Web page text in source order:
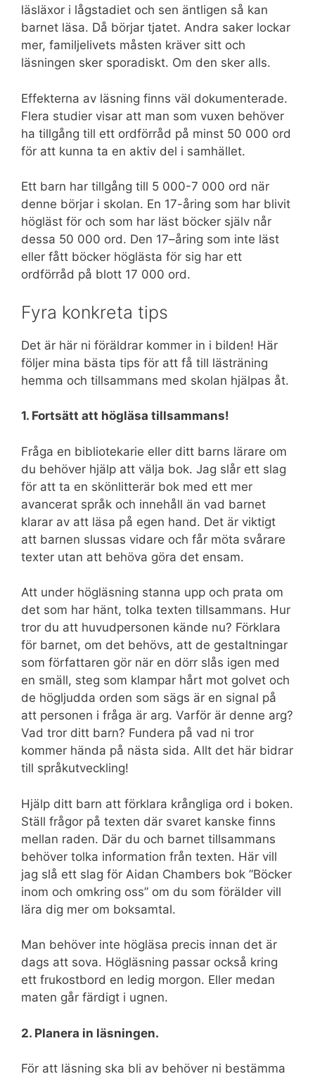
läsläxor i lågstadiet och sen äntligen så kan
barnet läsa. Då börjar tjatet. Andra saker lockar
mer, familjelivets måsten kräver sitt och
läsningen sker sporadiskt. Om den sker alls.
Effekterna av läsning finns väl dokumenterade.
Flera studier visar att man som vuxen behöver
ha tillgång till ett ordförråd på minst 50 000 ord
för att kunna ta en aktiv del i samhället.
Ett barn har tillgång till 5 000-7 000 ord när
denne börjar i skolan. En 17-åring som har blivit
högläst för och som har läst böcker själv når
dessa 50 000 ord. Den 17–åring som inte läst
eller fått böcker höglästa för sig har ett
ordförråd på blott 17 000 ord.
Fyra konkreta tips
Det är här ni föräldrar kommer in i bilden! Här
följer mina bästa tips för att få till lästräning
hemma och tillsammans med skolan hjälpas åt.
1. Fortsätt att högläsa tillsammans!
Fråga en bibliotekarie eller ditt barns lärare om
du behöver hjälp att välja bok. Jag slår ett slag
för att ta en skönlitterär bok med ett mer
avancerat språk och innehåll än vad barnet
klarar av att läsa på egen hand. Det är viktigt
att barnen slussas vidare och får möta svårare
texter utan att behöva göra det ensam.
Att under högläsning stanna upp och prata om
det som har hänt, tolka texten tillsammans. Hur
tror du att huvudpersonen kände nu? Förklara
för barnet, om det behövs, att de gestaltningar
som författaren gör när en dörr slås igen med
en smäll, steg som klampar hårt mot golvet och
de högljudda orden som sägs är en signal på
att personen i fråga är arg. Varför är denne arg?
Vad tror ditt barn? Fundera på vad ni tror
kommer hända på nästa sida. Allt det här bidrar
till språkutveckling!
Hjälp ditt barn att förklara krångliga ord i boken.
Ställ frågor på texten där svaret kanske finns
mellan raden. Där du och barnet tillsammans
behöver tolka information från texten. Här vill
jag slå ett slag för Aidan Chambers bok ”Böcker
inom och omkring oss” om du som förälder vill
lära dig mer om boksamtal.
Man behöver inte högläsa precis innan det är
dags att sova. Högläsning passar också kring
ett frukostbord en ledig morgon. Eller medan
maten går färdigt i ugnen.
2. Planera in läsningen.
För att läsning ska bli av behöver ni bestämma